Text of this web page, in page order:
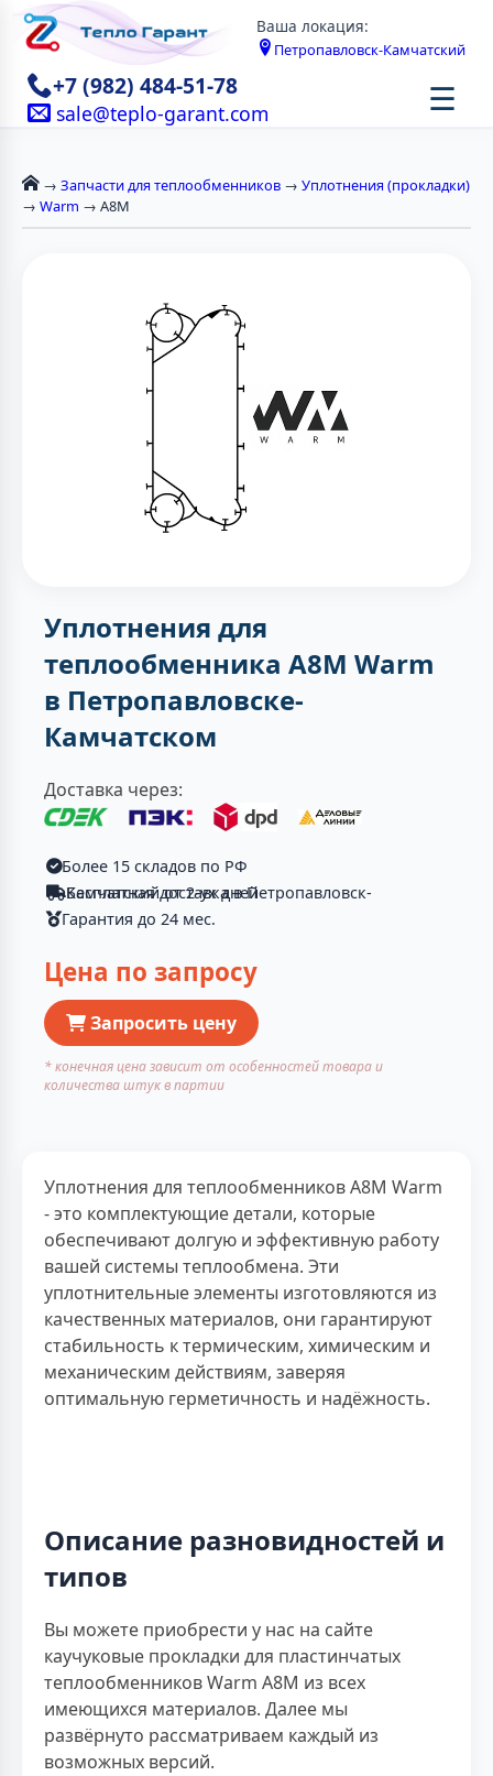
Ваша локация:
Петропавловск-Камчатский
+7 (982) 484-51-78
sale@teplo-garant.com ☰
→ Запчасти для теплообменников → Уплотнения (прокладки)
→ Warm → A8M
Уплотнения для
теплообменника A8M Warm
в Петропавловске-
Камчатском
Доставка через:
Более 15 складов по РФ
Бесплатная доставка в Петропавловск-Камчатский от 2-ух дней
Гарантия до 24 мес.
Цена по запросу
Запросить цену
* конечная цена зависит от особенностей товара и
количества штук в партии
Уплотнения для теплообменников A8M Warm
- это комплектующие детали, которые
обеспечивают долгую и эффективную работу
вашей системы теплообмена. Эти
уплотнительные элементы изготовляются из
качественных материалов, они гарантируют
стабильность к термическим, химическим и
механическим действиям, заверяя
оптимальную герметичность и надёжность.
Описание разновидностей и
типов
Вы можете приобрести у нас на сайте
каучуковые прокладки для пластинчатых
теплообменников Warm A8M из всех
имеющихся материалов. Далее мы
развёрнуто рассматриваем каждый из
возможных версий.